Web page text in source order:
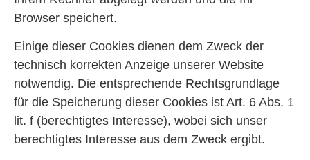
Browser speichert.
Einige dieser Cookies dienen dem Zweck der
technisch korrekten Anzeige unserer Website
notwendig. Die entsprechende Rechtsgrundlage
für die Speicherung dieser Cookies ist Art. 6 Abs. 1
lit. f (berechtigtes Interesse), wobei sich unser
berechtigtes Interesse aus dem Zweck ergibt.